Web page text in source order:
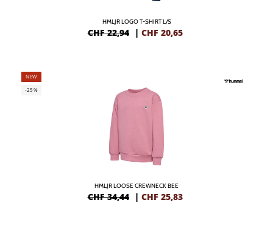
HMLJR LOGO T-SHIRT L/S
CHF 22,94 | CHF 20,65
NEW
-25%
HMLJR LOOSE CREWNECK BEE
CHF 34,44 | CHF 25,83